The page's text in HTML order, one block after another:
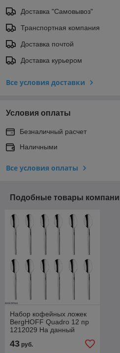
Доставка "Самовывоз"
Транспортная компания
Доставка почтой
Доставка курьером
Все условия доставки
Условия оплаты
Безналичный расчет
Наличными
Все условия оплаты
Подобные товары
Набор кофейных ложек
BergHOFF Quadro 12 пр
1212029 На данный
товар возможна скидка .
Звоните !
43 руб.